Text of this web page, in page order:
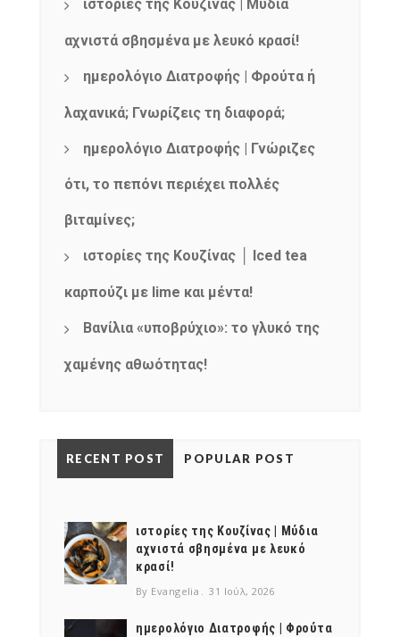
ιστορίες της Κουζίνας | Μύδια
αχνιστά σβησμένα με λευκό κρασί!
ημερολόγιο Διατροφής | Φρούτα ή
λαχανικά; Γνωρίζεις τη διαφορά;
ημερολόγιο Διατροφής | Γνώριζες
ότι, το πεπόνι περιέχει πολλές
βιταμίνες;
ιστορίες της Κουζίνας │ Iced tea
καρπούζι με lime και μέντα!
Βανίλια «υποβρύχιο»: το γλυκό της
χαμένης αθωότητας!
RECENT POST POPULAR POST
ιστορίες της Κουζίνας | Μύδια
αχνιστά σβησμένα με λευκό
κρασί!
By Evangelia 31 Ιούλ, 2026
ημερολόγιο Διατροφής | Φρούτα